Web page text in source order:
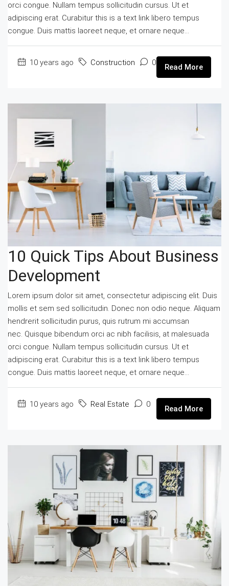
orci congue. Nullam tempus sollicitudin cursus. Ut et
adipiscing erat. Curabitur this is a text link libero tempus
congue. Duis mattis laoreet neque, et ornare neque...
10 years ago Construction 0 Read More
10 Quick Tips About Business
Development
Lorem ipsum dolor sit amet, consectetur adipiscing elit. Duis
mollis et sem sed sollicitudin. Donec non odio neque. Aliquam
hendrerit sollicitudin purus, quis rutrum mi accumsan
nec. Quisque bibendum orci ac nibh facilisis, at malesuada
orci congue. Nullam tempus sollicitudin cursus. Ut et
adipiscing erat. Curabitur this is a text link libero tempus
congue. Duis mattis laoreet neque, et ornare neque...
10 years ago Real Estate 0 Read More